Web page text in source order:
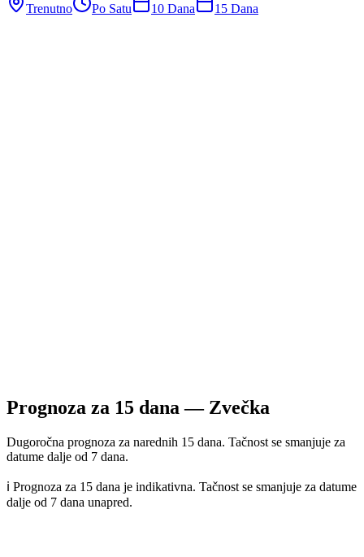
Trenutno
Po Satu 10 Dana 15 Dana
Prognoza za 15 dana — Zvečka
Dugoročna prognoza za narednih 15 dana. Tačnost se smanjuje za
datume dalje od 7 dana.
ℹ️ Prognoza za 15 dana je indikativna. Tačnost se smanjuje za datume
dalje od 7 dana unapred.